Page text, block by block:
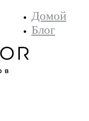
Домой
Блог